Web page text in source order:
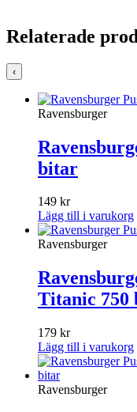
Relaterade
‹
Ravensburger
bitar
149 kr
Lägg till i varukorg
Ravensburger
Titanic 750
179 kr
Lägg till i varukorg
Ravensburger